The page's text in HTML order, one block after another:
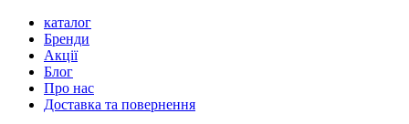
каталог
Бренди
Акції
Блог
Про нас
Доставка та повернення